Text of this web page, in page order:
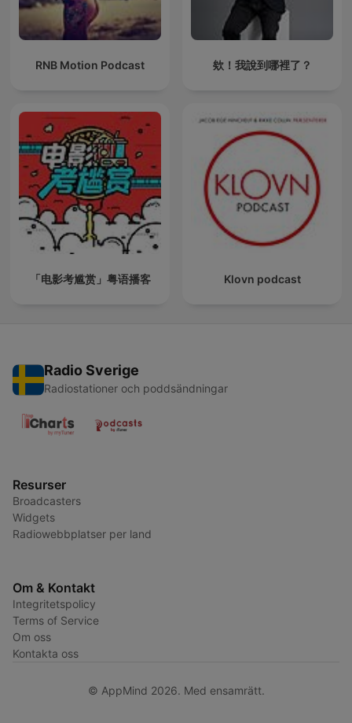
RNB Motion Podcast 欸！我說到哪裡了？
「电影考尴赏」粤语播客 Klovn podcast
Radio Sverige
Radiostationer och poddsändningar
Resurser
Broadcasters
Widgets
Radiowebbplatser per land
Om & Kontakt
Integritetspolicy
Terms of Service
Om oss
Kontakta oss
© AppMind 2026. Med ensamrätt.